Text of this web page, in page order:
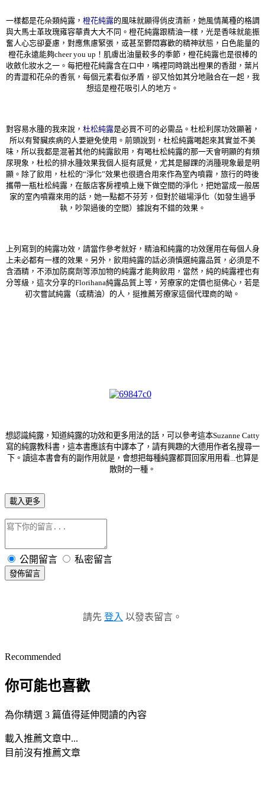
一樣都是花朵類純露， 橙花純露的風味就顯得俏皮清新，她風情萬種的格調
與大馬士革玫瑰雍容華貴大大不同。橙花純露跟精油一樣，光是香味就能振
奮人心忘卻憂慮，對應焦慮緊張，或甚至鬱悶寡歡的精神狀態，白色能量的
橙花永遠能夠cheer you up！肌膚出油量較多的季節，橙花純露也是很棒的
收斂化妝水之一。每把橙花純露含在口中，嘴裡同時跳出橙果的香甜，葉片
的青澀和花朵的香氛，每個元素看似矛盾，卻又恰如其分地融合在一起，我
想這是橙花吸引人的地方。
對容易水腫的我來說， 杜松純露是必買不可的必需品。杜松利尿功效顯著，
所以有腎臟疾病的人要避免使用。前頭說到，杜松純露喝起來其實並不美
味，所以我都是混著其他的純露飲用，有喝杜松純露的那一天會明顯的有頻
尿現象，杜松的排水腫效果我個人挺有感覺，尤其是腳踝的消腫現象最是明
顯。除了飲用，杜松的“淨化”效果也很適合用來作為室內噴霧，旅行的時後
攜帶一瓶杜松純露，在飯店客房裡噴上幾下做空間的淨化，把她當成一般居
家的室內噴霧來用的話，她一點都不芬芳，但對於磁場淨化（如發生過爭
執，吵架過後的空間）據說有不錯的效果。
上列寫到的純露功效，請當作參考就好，精油和純露的功效運用在每個人身
上未必都有一樣的效果。另外，飲用純露的話必須慎選純露品質，必須是不
含酒精，不添加防腐劑等添加物的純露才能夠飲用，當然，純的純露裡也有
分等級，這次分享的Florihana純露品質上等，芳療家的定價也挺佛心，若是
初次嘗試純露（或精油）的人，挺推薦芳療家這個代理商的呦。
想認識純露，知道純露的功效和更多用法的話，可以參考這本Suzanne Catty
寫的純露教科書，這本書應該有中譯本了，請有興趣的大德用作者名搜尋一
下。讀這本書會有的副作用就是，會想把每種純露都買回家用用看...也算是
散財的一種。
載入更多
公開留言 私密留言
發佈留言
請先 登入 以發表留言。
Recommended
你可能也喜歡
為你精選 3 篇值得延伸閱讀的內容
載入推薦文章中...
目前沒有推薦文章